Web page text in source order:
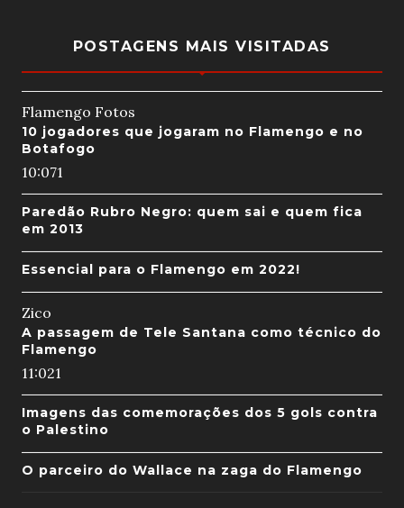
POSTAGENS MAIS VISITADAS
Flamengo Fotos
10 jogadores que jogaram no Flamengo e no
Botafogo
10:071
Paredão Rubro Negro: quem sai e quem fica
em 2013
Essencial para o Flamengo em 2022!
Zico
A passagem de Tele Santana como técnico do
Flamengo
11:021
Imagens das comemorações dos 5 gols contra
o Palestino
O parceiro do Wallace na zaga do Flamengo